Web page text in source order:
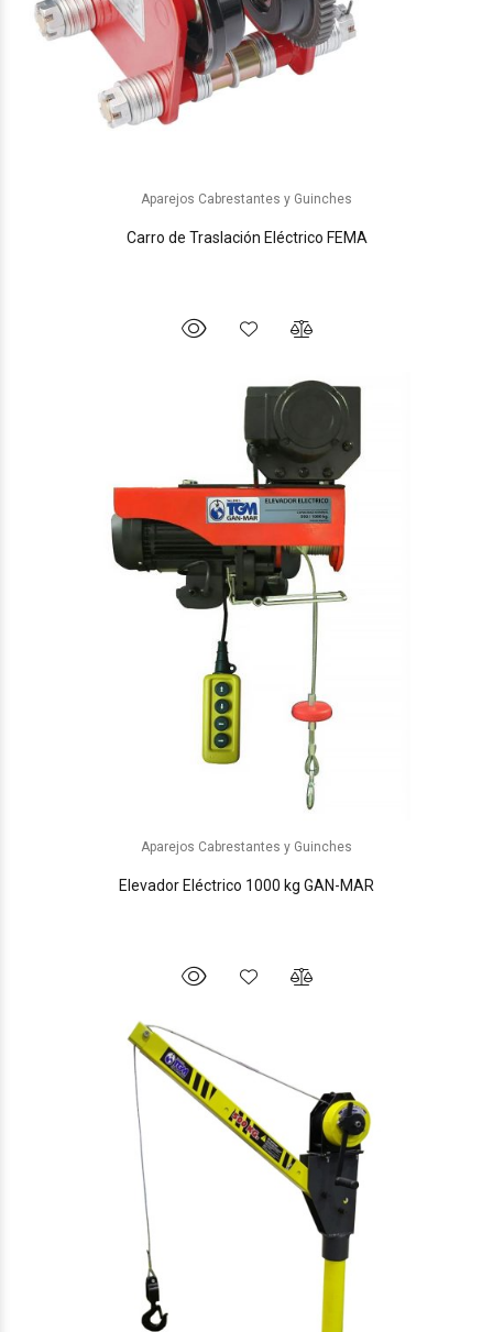
Aparejos Cabrestantes y Guinches
Carro de Traslación Eléctrico FEMA
Aparejos Cabrestantes y Guinches
Elevador Eléctrico 1000 kg GAN-MAR